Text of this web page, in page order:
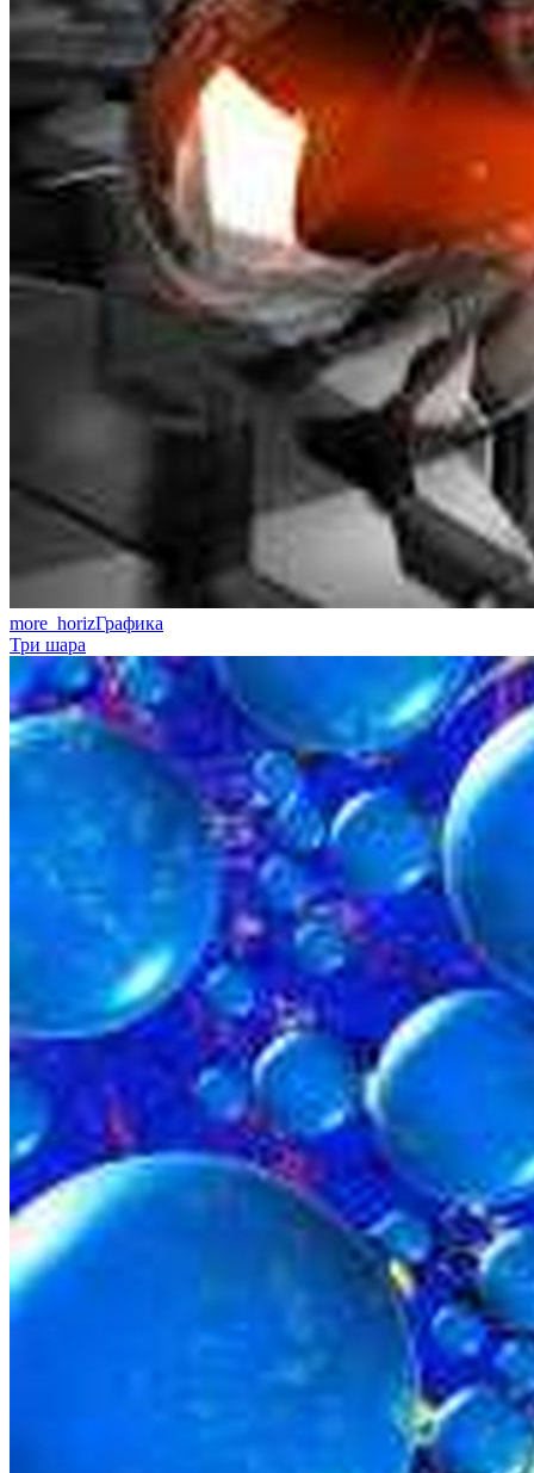
more_horizГрафика
Три шара